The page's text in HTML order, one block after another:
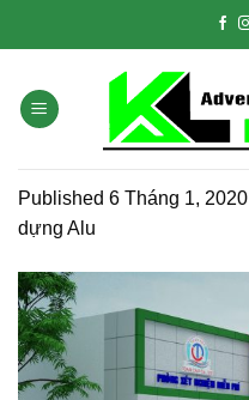
Published 6 Tháng 1, 2020
dựng Alu